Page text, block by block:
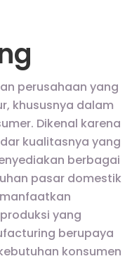
perusahaan yang
khususnya dalam
Dikenal karena
kualitasnya yang
berbagai
pasar domestik
yang
berupaya
konsumen